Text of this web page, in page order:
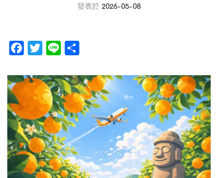
發表於 2026-05-08
c
b
o
o
k
i
t
t
e
r
n
e